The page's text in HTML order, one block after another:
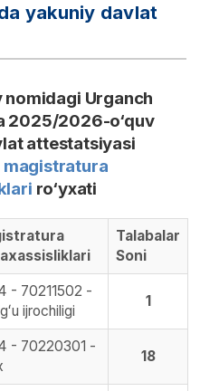
yakuniy davlat
nomidagi Urganch
2025/2026-o‘quv
attestatsiyasi
magistratura
ro‘yxati
Talabalar
Soni
- 70211502 -
ijrochiligi
1
- 70220301 -
18